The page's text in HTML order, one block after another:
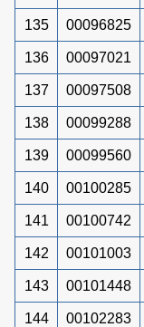
135 00096825
136 00097021
137 00097508
138 00099288
139 00099560
140 00100285
141 00100742
142 00101003
143 00101448
144 00102283